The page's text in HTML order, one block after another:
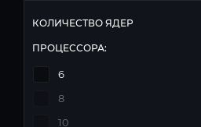
КОЛИЧЕСТВО ЯДЕР
ПРОЦЕССОРА:
6
8
10